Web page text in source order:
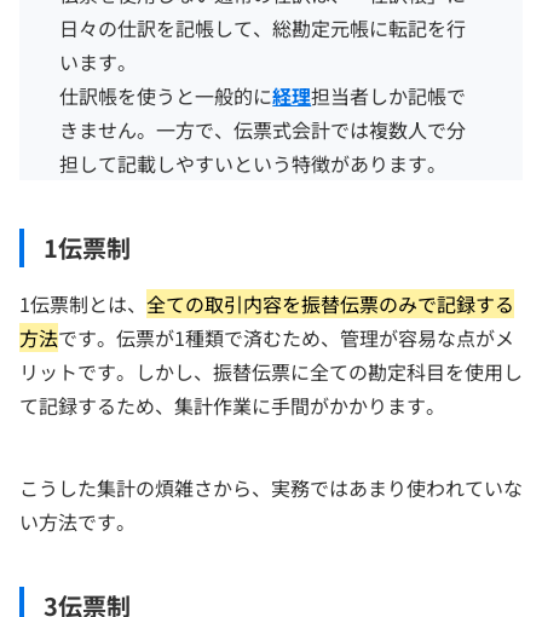
日々の仕訳を記帳して、総勘定元帳に転記を行
います。
仕訳帳を使うと一般的に経理担当者しか記帳で
きません。一方で、伝票式会計では複数人で分
担して記載しやすいという特徴があります。
1伝票制
1伝票制とは、 全ての取引内容を振替伝票のみで記録する
方法です。伝票が1種類で済むため、管理が容易な点がメ
リットです。しかし、振替伝票に全ての勘定科目を使用し
て記録するため、集計作業に手間がかかります。
こうした集計の煩雑さから、実務ではあまり使われていな
い方法です。
3伝票制